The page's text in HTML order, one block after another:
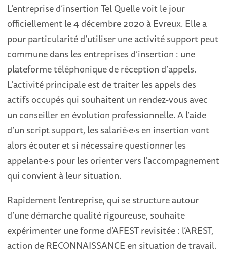
L’entreprise d’insertion Tel Quelle voit le jour
officiellement le 4 décembre2020à Evreux. Elle a
pour particularité d’utiliser une activité support peut
commune dans les entreprises d’insertion : une
plateforme téléphonique de réception d’appels.
L’activité principale est de traiter les appels des
actifs occupés qui souhaitent un rendez-vous avec
un conseiller en évolution professionnelle. A l’aide
d’un script support, les salarié·e·s en insertion vont
alors écouter et si nécessaire questionner les
appelant·e·s pour les orienter vers l’accompagnement
qui convient à leur situation.
Rapidement l’entreprise, qui se structure autour
d’une démarche qualité rigoureuse, souhaite
expérimenter une forme d’AFEST revisitée : l’AREST,
action de RECONNAISSANCE en situation de travail.